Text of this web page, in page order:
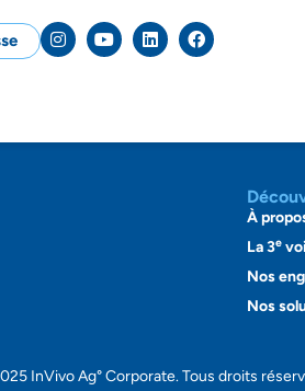
À
La 3e
Nos
Nos
InVivo Ag° Corporate. Tous droits